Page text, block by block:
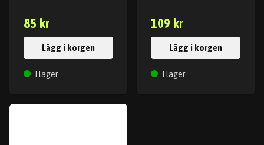
85 kr
Lägg i korgen
I lager
109 kr
Lägg i korgen
I lager